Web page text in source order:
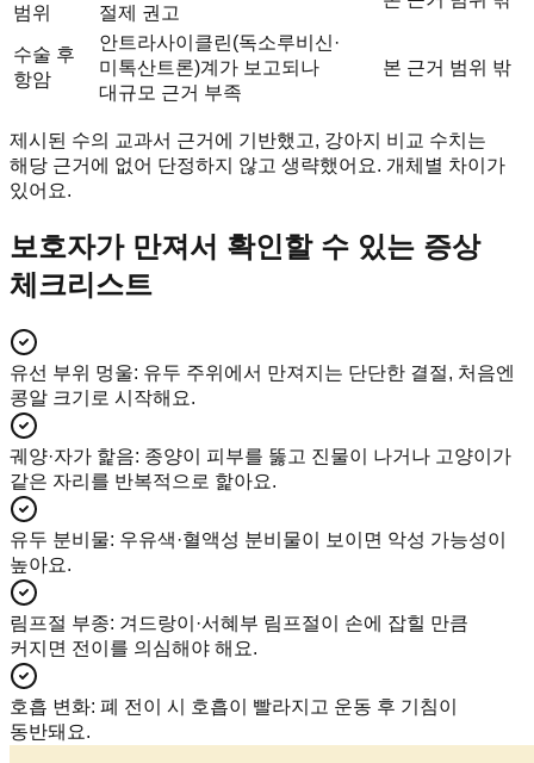
범위 절제 권고
수술 후
항암
안트라사이클린(독소루비신·
미톡산트론)계가 보고되나
대규모 근거 부족
본 근거 범위 밖
제시된 수의 교과서 근거에 기반했고, 강아지 비교 수치는
해당 근거에 없어 단정하지 않고 생략했어요. 개체별 차이가
있어요.
보호자가 만져서 확인할 수 있는 증상
체크리스트
유선 부위 멍울: 유두 주위에서 만져지는 단단한 결절, 처음엔
콩알 크기로 시작해요.
궤양·자가 핥음: 종양이 피부를 뚫고 진물이 나거나 고양이가
같은 자리를 반복적으로 핥아요.
유두 분비물: 우유색·혈액성 분비물이 보이면 악성 가능성이
높아요.
림프절 부종: 겨드랑이·서혜부 림프절이 손에 잡힐 만큼
커지면 전이를 의심해야 해요.
호흡 변화: 폐 전이 시 호흡이 빨라지고 운동 후 기침이
동반돼요.